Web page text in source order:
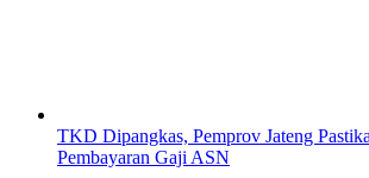
TKD Dipangkas, Pemprov Jateng
Pembayaran Gaji ASN